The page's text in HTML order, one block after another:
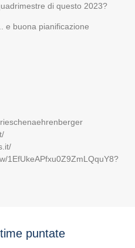
di questo 2023?
e buona pianificazione
1EfUkeAPfxu0Z9ZmLQquY8?
puntate